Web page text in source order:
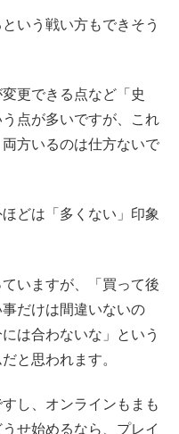
いう戦い方もできそう
更できる点など「史
点が多いですが、これ
方いるのは仕方ないで
どは「多くない」印象
いますが、「買って後
だけは間違いないの
は合わないな」という
と思われます。
し、オンラインもまも
せ始めるなら、プレイ